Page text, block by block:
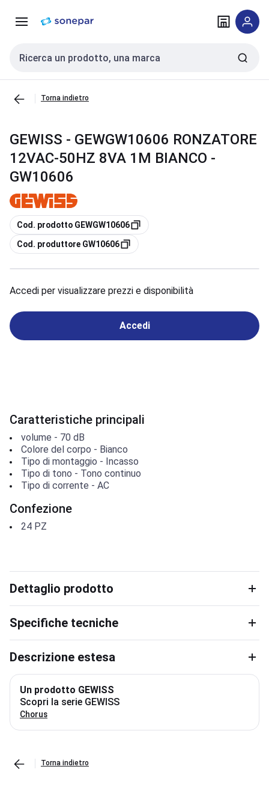
navigazione alla
Cerca input
Torna indietro
GEWISS - GEWGW10606 RONZATORE
12VAC-50HZ 8VA 1M BIANCO -
GW10606
copia
Cod. prodotto GEWGW10606
copia
Cod. produttore GW10606
Accedi per visualizzare prezzi e disponibilità
Accedi
Caratteristiche principali
volume - 70 dB
Colore del corpo - Bianco
Tipo di montaggio - Incasso
Tipo di tono - Tono continuo
Tipo di corrente - AC
Confezione
24 PZ
Dettaglio prodotto
Specifiche tecniche
Descrizione estesa
Un prodotto GEWISS
Scopri la serie GEWISS
Chorus
Torna indietro